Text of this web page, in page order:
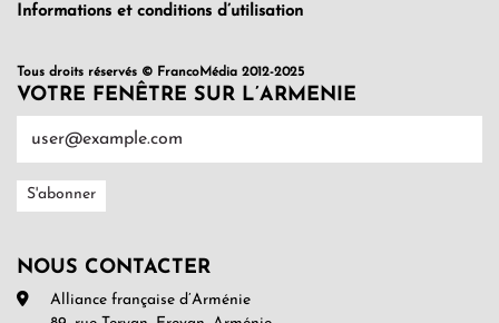
Informations et conditions d’utilisation
Tous droits réservés © FrancoMédia 2012-2025
VOTRE FENÊTRE SUR L’ARMENIE
NOUS CONTACTER
Alliance française d’Arménie